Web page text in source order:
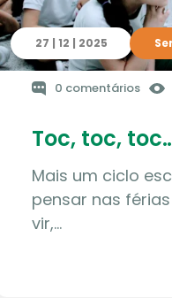
27 | 12 | 2025
0 comentários
Toc, toc,
Mais um ciclo
pensar nas
vir,…